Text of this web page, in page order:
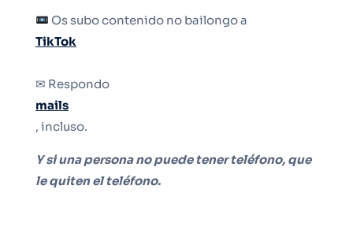
Os subo contenido no bailongo a
TikTok
✉ Respondo
mails
, incluso.
Y si una persona no puede tener teléfono, que
le quiten el teléfono.